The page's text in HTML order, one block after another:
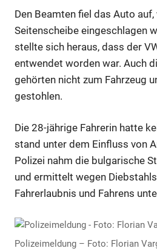
Den Beamten fiel das Auto auf,
Seitenscheibe eingeschlagen
stellte sich heraus, dass der
entwendet worden war. Auch
gehörten nicht zum Fahrzeug
gestohlen.
Die 28-jährige Fahrerin hatte
stand unter dem Einfluss von
Polizei nahm die bulgarische
und ermittelt wegen
Fahrerlaubnis und Fahrens
Polizeimeldung – Foto: Florian